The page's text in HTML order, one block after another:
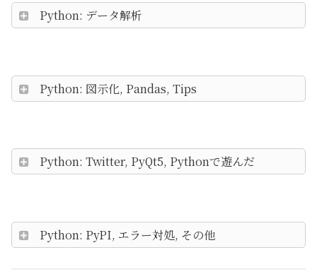
Python: データ解析
Python: 図示化, Pandas, Tips
Python: Twitter, PyQt5, Pythonで遊んだ
Python: PyPI, エラー対処, その他